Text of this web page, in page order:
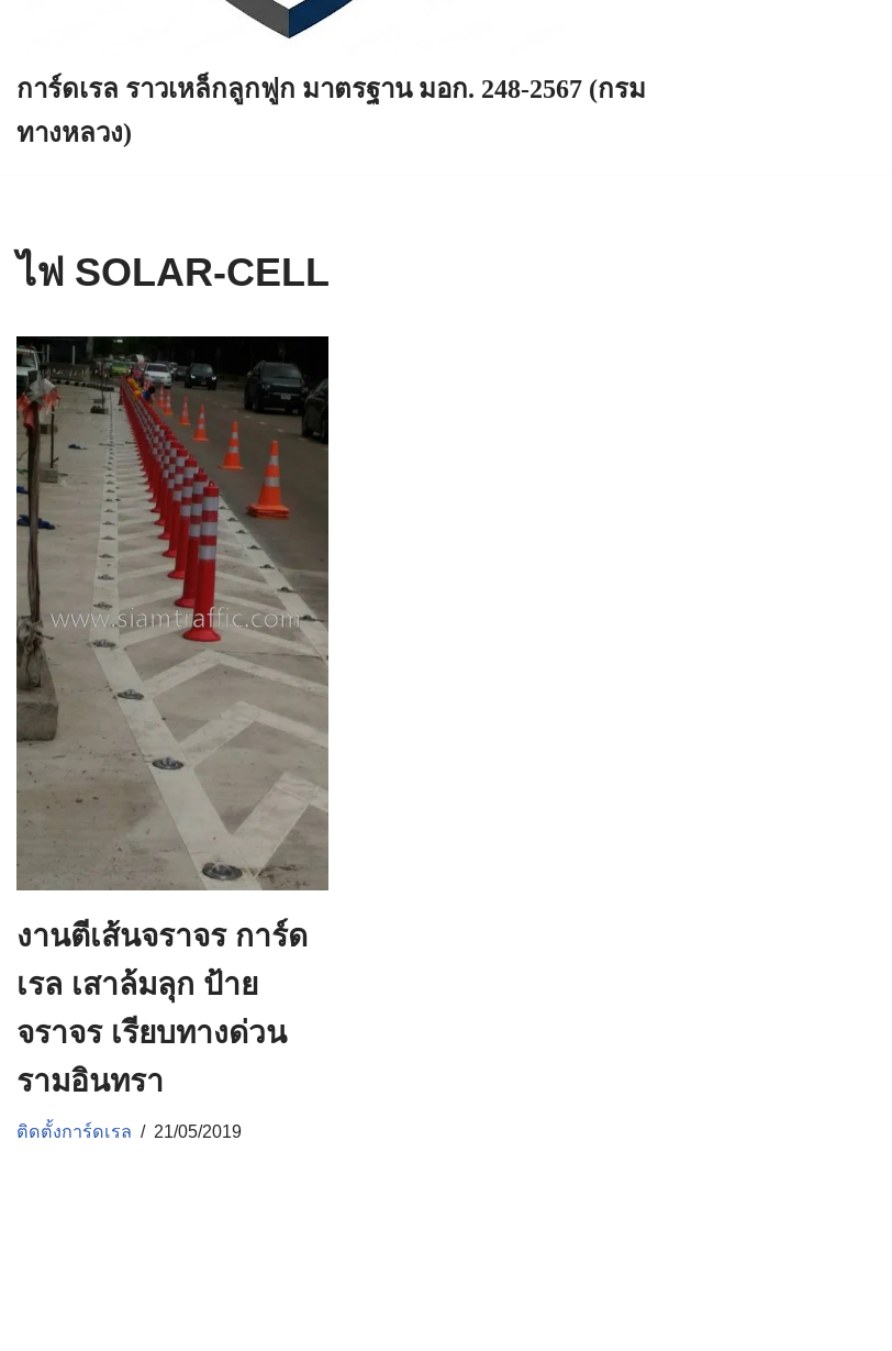
การ์ดเรล ราวเหล็กลูกฟูก มาตรฐาน มอก. 248-2567 (กรม
ทางหลวง)
ไฟ SOLAR-CELL
งานตีเส้นจราจร การ์ด
เรล เสาล้มลุก ป้าย
จราจร เรียบทางด่วน
รามอินทรา
ติดตั้งการ์ดเรล 21/05/2019